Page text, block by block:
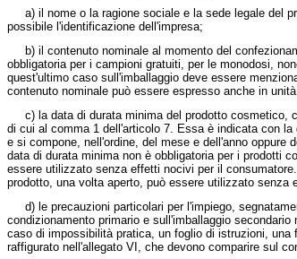
a) il nome o la ragione sociale e la sede legale del
possibile l'identificazione dell'impresa;
b) il contenuto nominale al momento del
obbligatoria per i campioni gratuiti, per le monodosi,
quest'ultimo caso sull'imballaggio deve essere
contenuto nominale può essere espresso anche in
c) la data di durata minima del prodotto cosmetico,
di cui al comma 1 dell'articolo 7. Essa è indicata con
e si compone, nell'ordine, del mese e dell'anno oppure
data di durata minima non è obbligatoria per i prodotti
essere utilizzato senza effetti nocivi per il
prodotto, una volta aperto, può essere utilizzato senza
d) le precauzioni particolari per l'impiego,
condizionamento primario e sull'imballaggio
caso di impossibilità pratica, un foglio di istruzioni,
raffigurato nell'allegato VI, che devono comparire sul